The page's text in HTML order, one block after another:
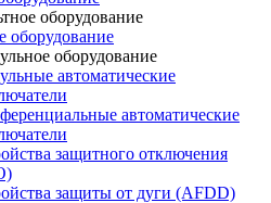
оборудование
оборудование
оборудование
автоматические
автоматические
защитного отключения
защиты от дуги (AFDD)